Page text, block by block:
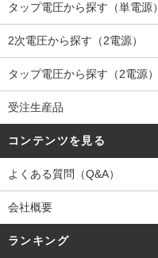
タップ電圧から探す（単電源）
2次電圧から探す（2電源）
タップ電圧から探す（2電源）
受注生産品
コンテンツを見る
よくある質問（Q&A）
会社概要
ランキング